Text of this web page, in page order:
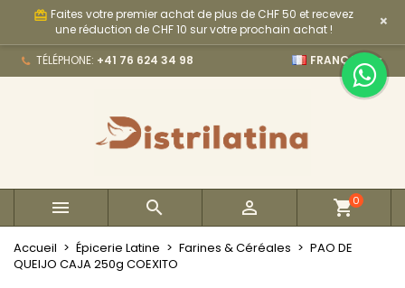
card_giftcard Faites votre premier achat de plus de CHF 50 et recevez
une réduction de CHF 10 sur votre prochain achat !
×
TÉLÉPHONE: +41 76 624 34 98 FRANÇAIS 
   0
Accueil Épicerie Latine Farines & Céréales
PAO DE
QUEIJO CAJA 250g COEXITO
My wishlists ×
add_circle_outline Create new list
Créer une liste d'envies ×
Connexion ×
Vous devez être connecté pour ajouter des produits
Annuler Connexion